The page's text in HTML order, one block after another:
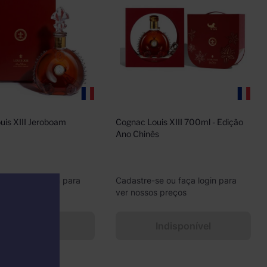
XIII Jeroboam
ou faça login para
Cognac Louis XIII 700ml - Edição
Ano Chinês
Cadastre-se ou faça login para
ver nossos preços